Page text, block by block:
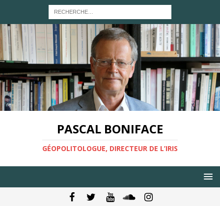
PASCAL BONIFACE
GÉOPOLITOLOGUE, DIRECTEUR DE L’IRIS